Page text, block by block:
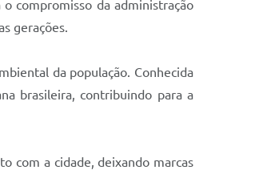
compromisso da administração
gerações.
da população. Conhecida
brasileira, contribuindo para a
com a cidade, deixando marcas